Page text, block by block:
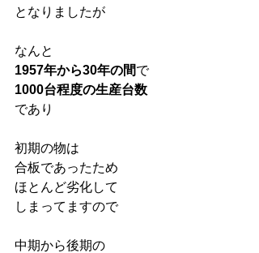
となりましたが
なんと
1957年から30年の間で
1000台程度の生産台数
であり
初期の物は
合板であったため
ほとんど劣化して
しまってますので
中期から後期の